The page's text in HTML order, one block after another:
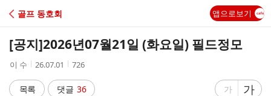
C
A
골프 동호회 앱으로보기
[공지]2026년07월21일 (화요일) 필드정모
작
자
이 수
작
시
간
26.07.01
조
수
726
목록 댓글 36
글
가
글
가